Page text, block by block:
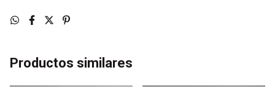
Productos similares